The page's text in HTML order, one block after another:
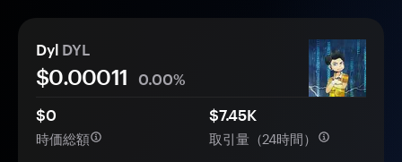
Dyl DYL
$0.00011
0.00%
$0
時価総額
$7.45K
取引量（24時間）